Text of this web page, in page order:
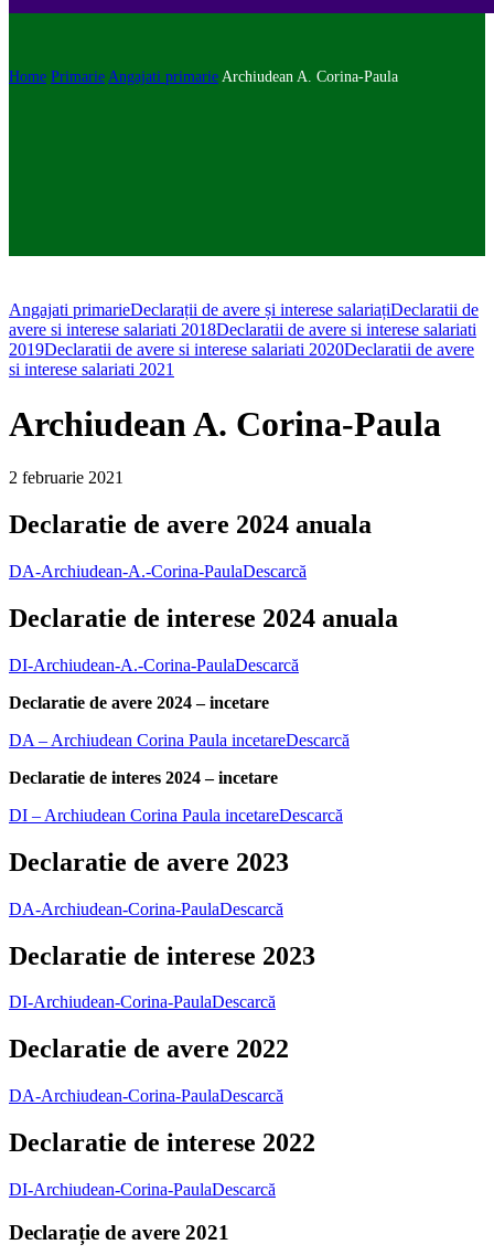
Home Primarie Angajati primarie Archiudean A. Corina-Paula
Angajati primarieDeclarații de avere și interese salariațiDeclaratii de
avere si interese salariati 2018Declaratii de avere si interese salariati
2019Declaratii de avere si interese salariati 2020Declaratii de avere
si interese salariati 2021
Archiudean A. Corina-Paula
2 februarie 2021
Declaratie de avere 2024 anuala
DA-Archiudean-A.-Corina-PaulaDescarcă
Declaratie de interese 2024 anuala
DI-Archiudean-A.-Corina-PaulaDescarcă
Declaratie de avere 2024 – incetare
DA – Archiudean Corina Paula incetareDescarcă
Declaratie de interes 2024 – incetare
DI – Archiudean Corina Paula incetareDescarcă
Declaratie de avere 2023
DA-Archiudean-Corina-PaulaDescarcă
Declaratie de interese 2023
DI-Archiudean-Corina-PaulaDescarcă
Declaratie de avere 2022
DA-Archiudean-Corina-PaulaDescarcă
Declaratie de interese 2022
DI-Archiudean-Corina-PaulaDescarcă
Declarație de avere 2021